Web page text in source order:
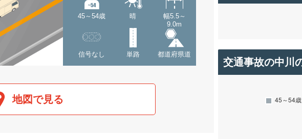
45～54歳 晴
幅5.5～
9.0m
信号なし 単路 都道府県道
地図で見る
交通事故の中川